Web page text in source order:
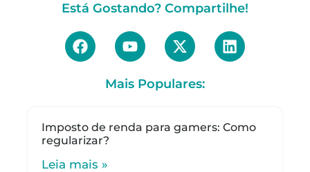
Está Gostando? Compartilhe!
Mais Populares:
Imposto de renda para gamers: Como
regularizar?
Leia mais »